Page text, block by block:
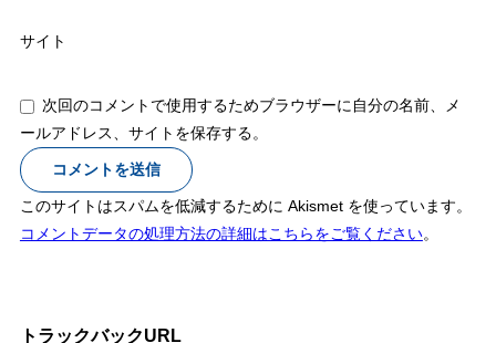
サイト
次回のコメントで使用するためブラウザーに自分の名前、メ
ールアドレス、サイトを保存する。
このサイトはスパムを低減するために Akismet を使っています。
コメントデータの処理方法の詳細はこちらをご覧ください。
トラックバックURL